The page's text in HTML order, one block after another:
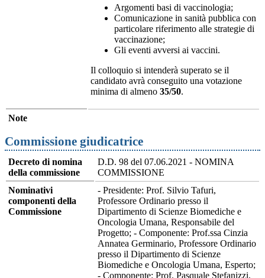
Argomenti basi di vaccinologia;
Comunicazione in sanità pubblica con
particolare riferimento alle strategie di
vaccinazione;
Gli eventi avversi ai vaccini.
Il colloquio si intenderà superato se il
candidato avrà conseguito una votazione
minima di almeno 35/50.
Note
Commissione giudicatrice
Decreto di nomina
della commissione
D.D. 98 del 07.06.2021 - NOMINA
COMMISSIONE
Nominativi
componenti della
Commissione
- Presidente: Prof. Silvio Tafuri,
Professore Ordinario presso il
Dipartimento di Scienze Biomediche e
Oncologia Umana, Responsabile del
Progetto; - Componente: Prof.ssa Cinzia
Annatea Germinario, Professore Ordinario
presso il Dipartimento di Scienze
Biomediche e Oncologia Umana, Esperto;
- Componente: Prof. Pasquale Stefanizzi,